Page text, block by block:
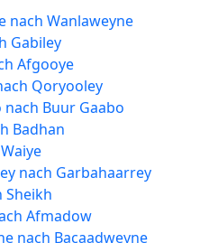
nach Wanlaweyne
Gabiley
Afgooye
Qoryooley
Buur Gaabo
Badhan
nach Garbahaarrey
Sheikh
Afmadow
nach Bacaadweyne